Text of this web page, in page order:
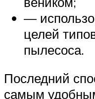
—
целей
пылесоса.
Последний
самым